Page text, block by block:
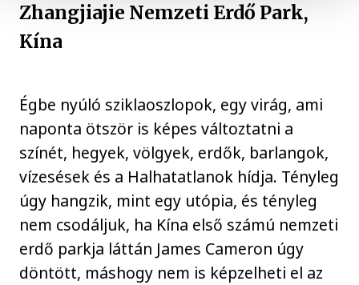
Zhangjiajie Nemzeti Erdő Park,
Kína
Égbe nyúló sziklaoszlopok, egy virág, ami
naponta ötször is képes változtatni a
színét, hegyek, völgyek, erdők, barlangok,
vízesések és a Halhatatlanok hídja. Tényleg
úgy hangzik, mint egy utópia, és tényleg
nem csodáljuk, ha Kína első számú nemzeti
erdő parkja láttán James Cameron úgy
döntött, máshogy nem is képzelheti el az